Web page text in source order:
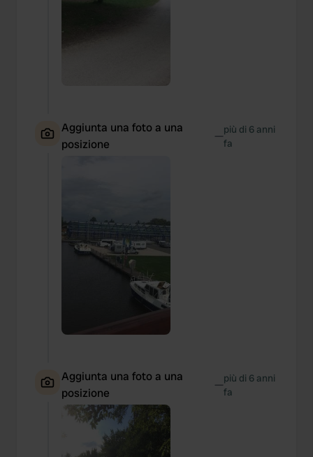
Aggiunta una foto a una
posizione
—più di 6 anni
fa
Aggiunta una foto a una
posizione
—più di 6 anni
fa